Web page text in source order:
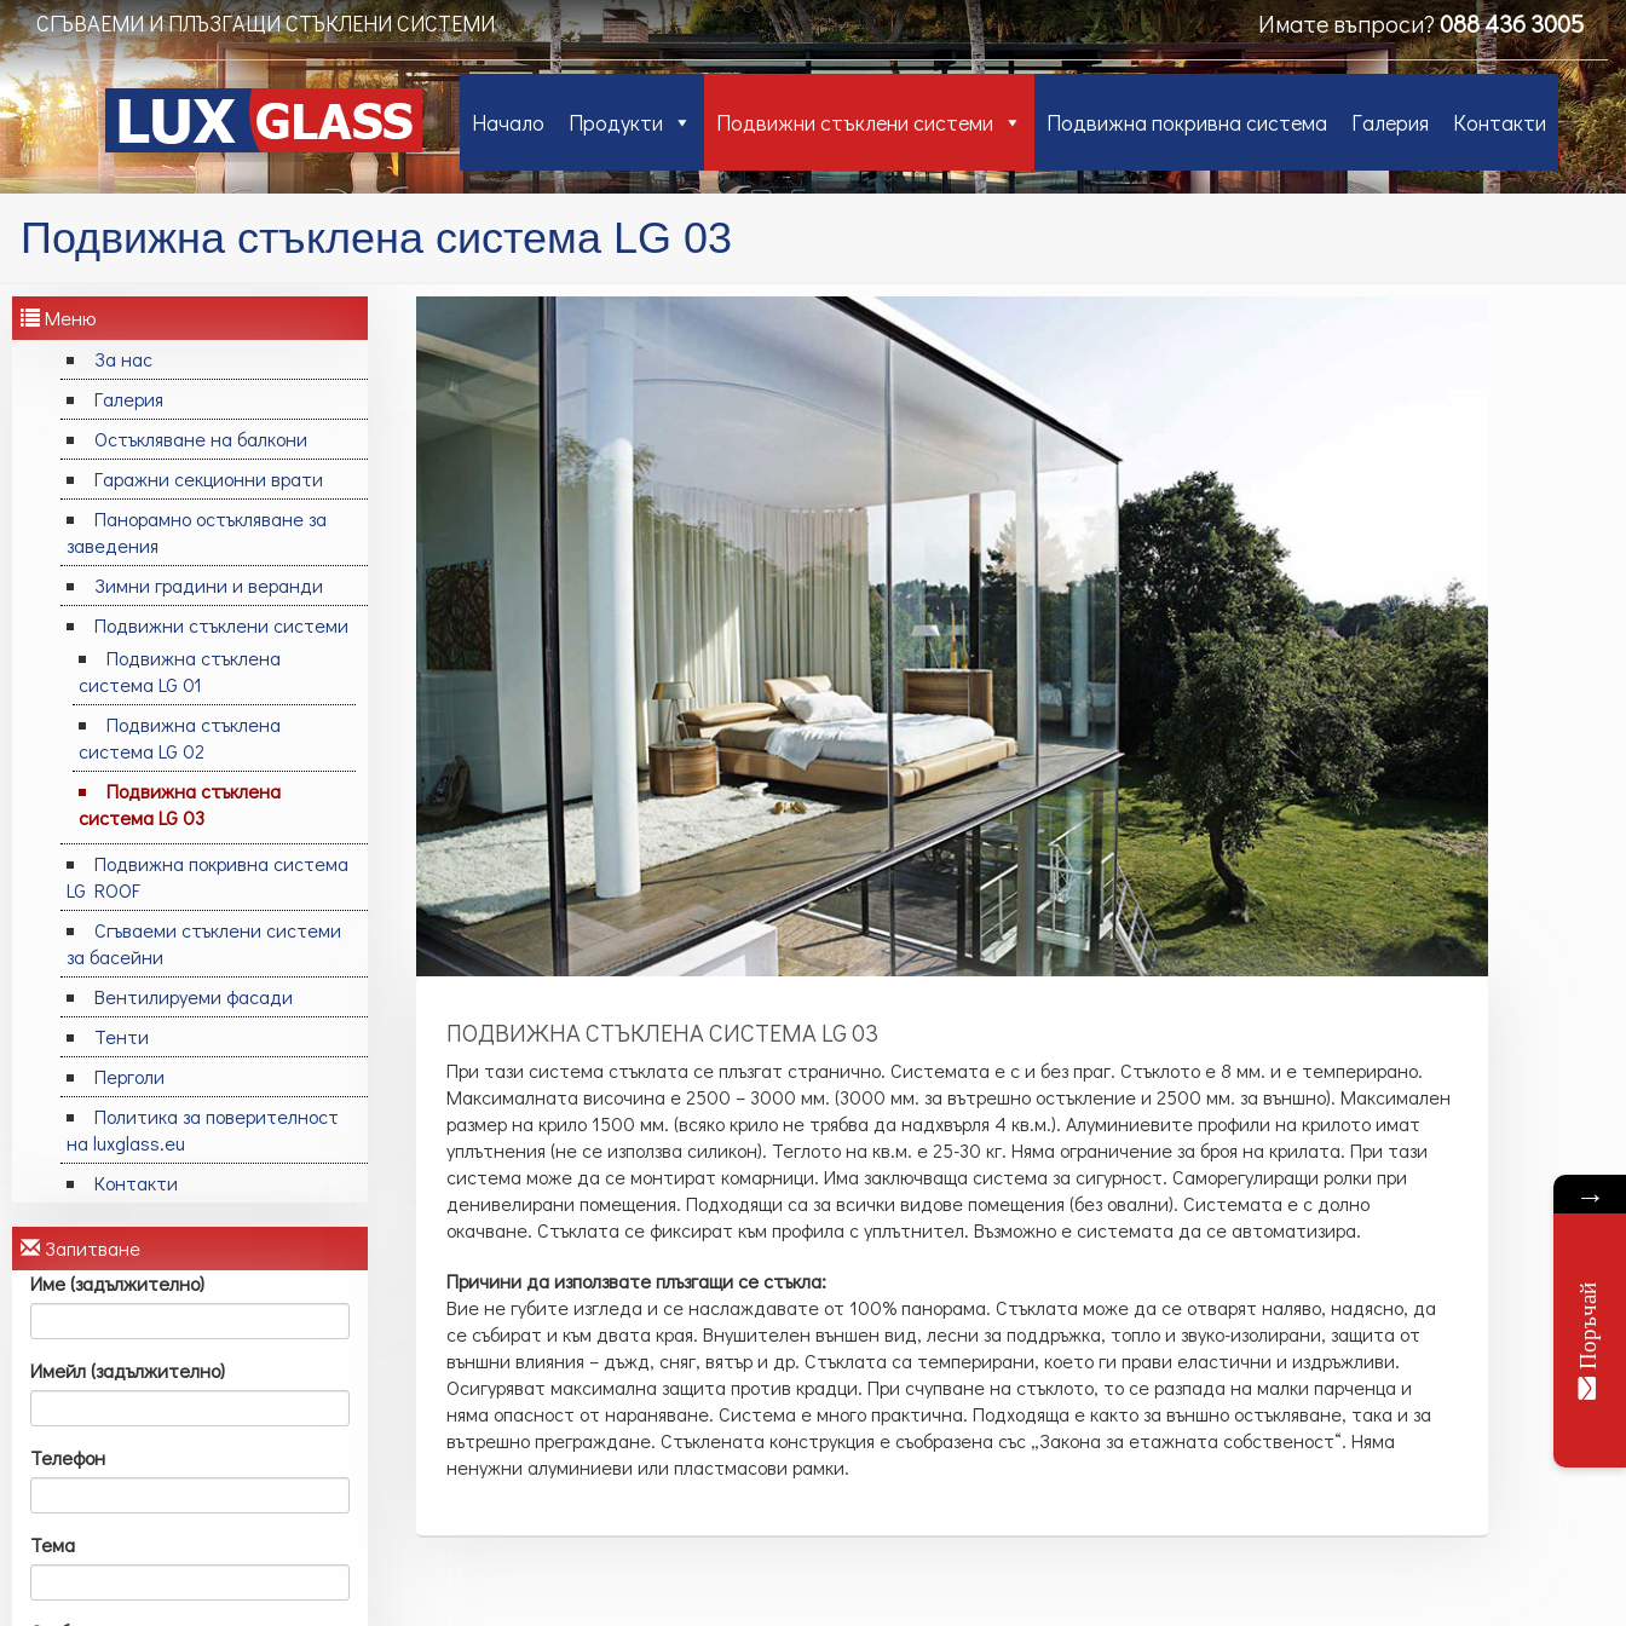
СГЪВАЕМИ И ПЛЪЗГАЩИ СТЪКЛЕНИ СИСТЕМИ Имате въпроси?088 436 3005
Начало Продукти Подвижни стъклени системи Подвижна покривна система Галерия Контакти
Подвижна стъклена система LG 03
Меню
За нас
Галерия
Остъкляване на балкони
Гаражни секционни врати
Панорамно остъкляване за
заведения
Зимни градини и веранди
Подвижни стъклени системи
Подвижна стъклена
система LG 01
Подвижна стъклена
система LG 02
Подвижна стъклена
система LG 03
Подвижна покривна система
LG ROOF
Сгъваеми стъклени системи
за басейни
Вентилируеми фасади
Тенти
Перголи
Политика за поверителност
на luxglass.eu
Контакти
Запитване
Име (задължително)
Имейл (задължително)
Телефон
Тема
ПОДВИЖНА СТЪКЛЕНА СИСТЕМА LG 03
При тази система стъклата се плъзгат странично. Системата е с и без праг. Стъклото е 8 мм. и е темперирано.
Максималната височина е 2500 – 3000 мм. (3000 мм. за вътрешно остъкление и 2500 мм. за външно). Максимален
размер на крило 1500 мм. (всяко крило не трябва да надхвърля 4 кв.м.). Алуминиевите профили на крилото имат
уплътнения (не се използва силикон). Теглото на кв.м. е 25-30 кг. Няма ограничение за броя на крилата. При тази
система може да се монтират комарници. Има заключваща система за сигурност. Саморегулиращи ролки при
денивелирани помещения. Подходящи са за всички видове помещения (без овални). Системата е с долно
окачване. Стъклата се фиксират към профила с уплътнител. Възможно е системата да се автоматизира.
Причини да използвате плъзгащи се стъкла:
Вие не губите изгледа и се наслаждавате от 100% панорама. Стъклата може да се отварят наляво, надясно, да
се събират и към двата края. Внушителен външен вид, лесни за поддръжка, топло и звуко-изолирани, защита от
външни влияния – дъжд, сняг, вятър и др. Стъклата са темперирани, което ги прави еластични и издръжливи.
Осигуряват максимална защита против крадци. При счупване на стъклото, то се разпада на малки парченца и
няма опасност от нараняване. Система е много практична. Подходяща е както за външно остъкляване, така и за
вътрешно преграждане. Стъклената конструкция е съобразена със „Закона за етажната собственост“. Няма
ненужни алуминиеви или пластмасови рамки.
→
Поръчай